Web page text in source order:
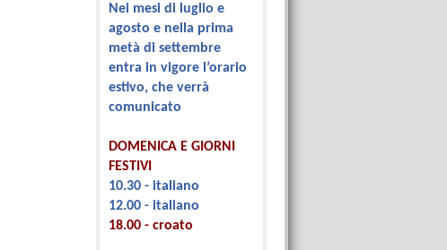
Nei mesi di luglio e
agosto e nella prima
metà di settembre
entra in vigore l’orario
estivo, che verrà
comunicato
DOMENICA E GIORNI
FESTIVI
10.30 - italiano
12.00 - italiano
18.00 - croato